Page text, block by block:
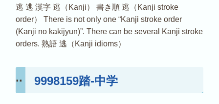
逃 逃 漢字 逃（Kanji） 書き順 逃（Kanji stroke
order） There is not only one “Kanji stroke order
(Kanji no kakijyun)”. There can be several Kanji stroke
orders. 熟語 逃（Kanji idioms）
9998159踏-中学